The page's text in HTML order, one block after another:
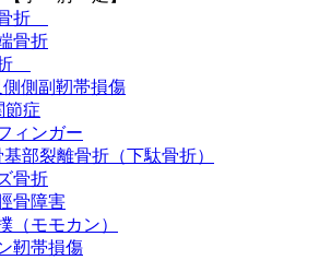
折
骨折
側副靭帯損傷
節症
ィンガー
部裂離骨折（下駄骨折）
骨折
骨障害
（モモカン）
靭帯損傷